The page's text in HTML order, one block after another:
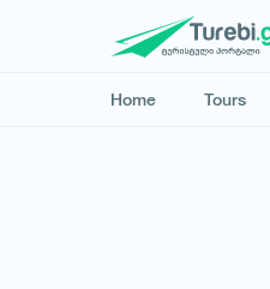
Home Tours